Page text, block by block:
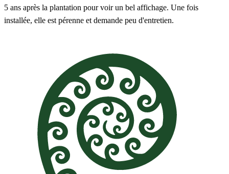
5 ans après la plantation pour voir un bel affichage. Une fois
installée, elle est pérenne et demande peu d'entretien.